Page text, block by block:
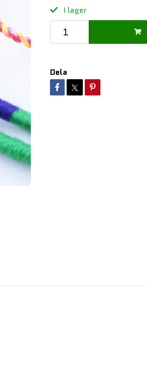
I lager
Dela